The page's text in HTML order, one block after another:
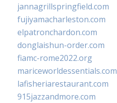
jannagrillspringfield.com
fujiyamacharleston.com
elpatronchardon.com
donglaishun-order.com
fiamc-rome2022.org
mariceworldessentials.com
lafisheriarestaurant.com
915jazzandmore.com